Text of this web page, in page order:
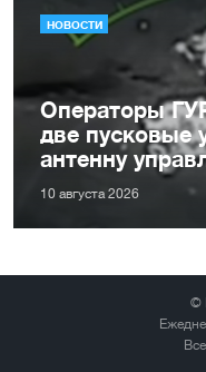
НОВОСТИ
Операторы
две пусковые
антенну
10 августа 2026
©